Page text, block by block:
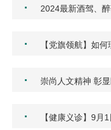
· 2024最新酒驾、
· 【党旗领航】如
· 崇尚人文精神 彰
· 【健康义诊】9月